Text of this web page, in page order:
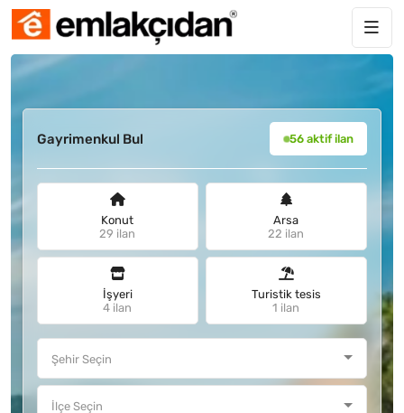
Gayrimenkul Bul 56 aktif ilan
Konut
29 ilan
Arsa
22 ilan
İşyeri
4 ilan
Turistik tesis
1 ilan